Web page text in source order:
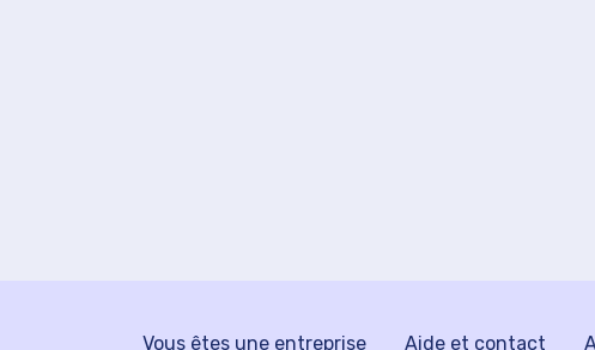
Vous êtes une entreprise Aide et contact